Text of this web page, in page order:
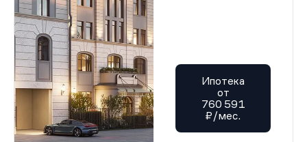
Ипотека
от
760 591
₽/мес.